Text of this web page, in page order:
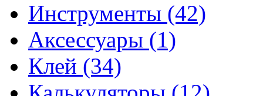
Инструменты (42)
Аксессуары (1)
Клей (34)